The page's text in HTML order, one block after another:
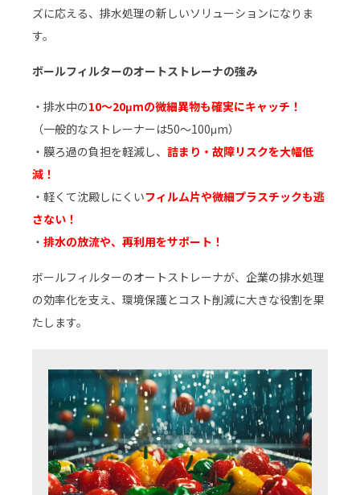
ズに応える、排水処理の新しいソリューションになりま
す。
ボールフィルターのオートストレーナの強み
・排水中の10～20μmの微細異物も確実にキャッチ！
（一般的なストレーナーは50～100μm）
・膜ろ過の負担を軽減し、 詰まり・故障リスクを大幅低
減！
・軽くて沈殿しにくいフィルム片や微細プラスチックも逃
さない！
・ 排水の放流や、再利用をサポート！
ボールフィルターのオートストレーナが、企業の排水処理
の効率化を支え、環境保護とコスト削減に大きな役割を果
たします。